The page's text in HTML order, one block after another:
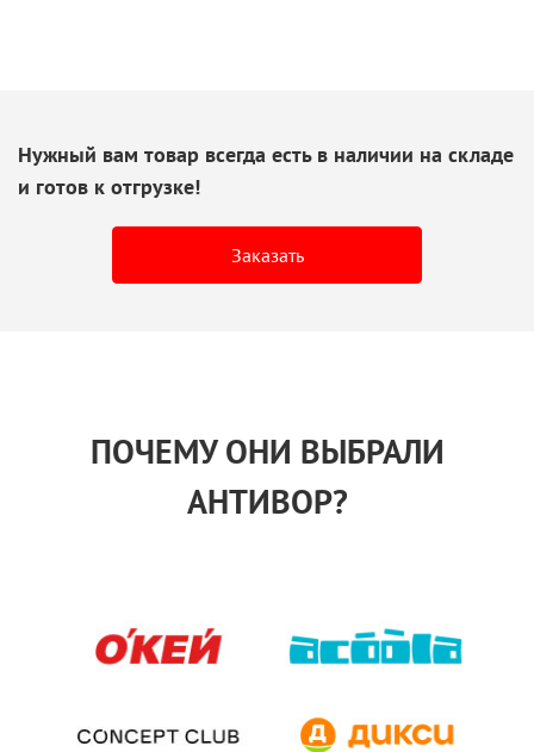
Нужный вам товар всегда есть в наличии на складе
и готов к отгрузке!
Заказать
ПОЧЕМУ ОНИ ВЫБРАЛИ
АНТИВОР?